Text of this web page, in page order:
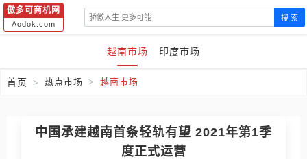
傲多可商机网
Aodok.com
搜 索
越南市场 印度市场
首页 热点市场 越南市场
中国承建越南首条轻轨有望 2021年第1季
度正式运营